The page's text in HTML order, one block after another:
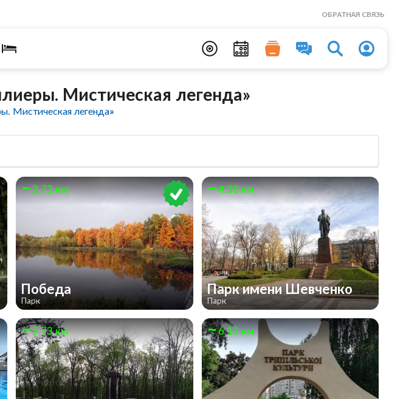
ОБРАТНАЯ СВЯЗЬ
Мистическая легенда»
Мистическая легенда»
2.73 км
Победа
Парк
4.38 км
Парк имени Шевченко
Парк
5.73 км 6.13 км